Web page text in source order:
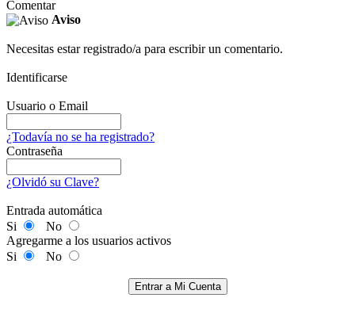
Comentar
Aviso
Necesitas estar registrado/a para escribir un comentario.
Identificarse
Usuario o Email
¿Todavía no se ha registrado?
Contraseña
¿Olvidó su Clave?
Entrada automática
Si
No
Agregarme a los usuarios activos
Si
No
Entrar a Mi Cuenta